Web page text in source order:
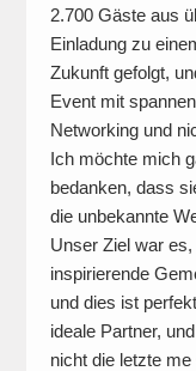
2.700 Gäste aus
Einladung zu
Zukunft gefolgt,
Event mit
Networking und
Ich möchte mich
bedanken, dass
die unbekannte
Unser Ziel war
inspirierende
und dies ist
ideale Partner,
nicht die letzte